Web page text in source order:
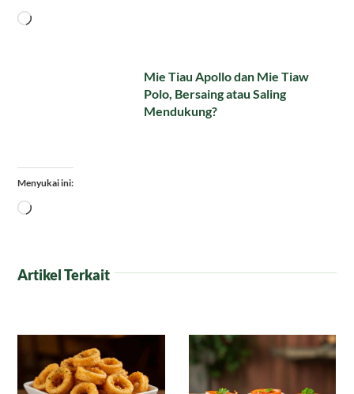
Memuat...
Mie Tiau Apollo dan Mie Tiaw
Polo, Bersaing atau Saling
Mendukung?
Menyukai ini:
Memuat...
Artikel Terkait